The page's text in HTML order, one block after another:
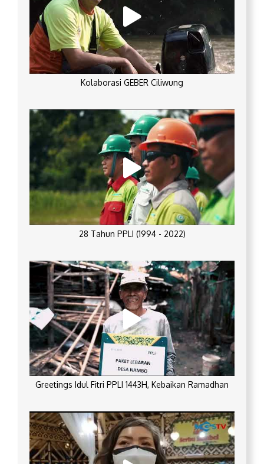
Kolaborasi GEBER Ciliwung
28 Tahun PPLI (1994 - 2022)
Greetings Idul Fitri PPLI 1443H, Kebaikan Ramadhan